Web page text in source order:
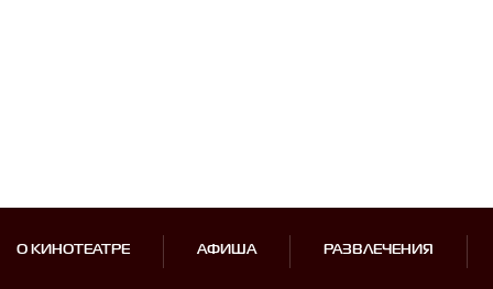
О КИНОТЕАТРЕ АФИША РАЗВЛЕЧЕНИЯ